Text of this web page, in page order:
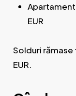
EUR
Solduri
EUR.